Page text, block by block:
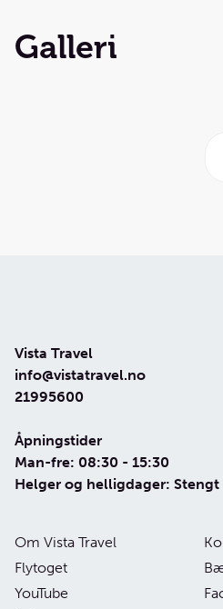
Galleri
Vista Travel
info@vistatravel.no
21995600
Åpningstider
Man-fre: 08:30 - 15:30
Helger og helligdager: Stengt
Om Vista Travel
Flytoget
YouTube